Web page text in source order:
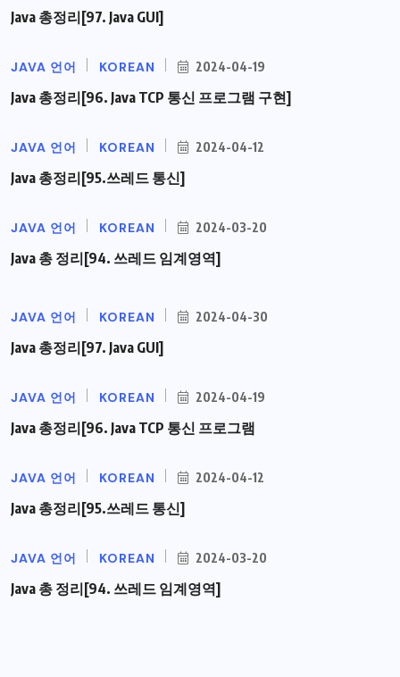
Java 총정리[97. Java GUI]
JAVA 언어 KOREAN 2024-04-19
Java 총정리[96. Java TCP 통신 프로그램 구현]
JAVA 언어 KOREAN 2024-04-12
Java 총정리[95.쓰레드 통신]
JAVA 언어 KOREAN 2024-03-20
Java 총 정리[94. 쓰레드 임계영역]
JAVA 언어 KOREAN 2024-04-30
Java 총정리[97. Java GUI]
JAVA 언어 KOREAN 2024-04-19
Java 총정리[96. Java TCP 통신 프로그램
JAVA 언어 KOREAN 2024-04-12
Java 총정리[95.쓰레드 통신]
JAVA 언어 KOREAN 2024-03-20
Java 총 정리[94. 쓰레드 임계영역]